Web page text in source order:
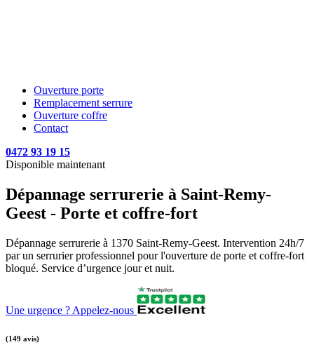
Ouverture porte
Remplacement serrure
Ouverture coffre
Contact
0472 93 19 15
Disponible maintenant
Dépannage serrurerie à Saint-Remy-
Geest - Porte et coffre-fort
Dépannage serrurerie à 1370 Saint-Remy-Geest. Intervention 24h/7
par un serrurier professionnel pour l'ouverture de porte et coffre-fort
bloqué. Service d’urgence jour et nuit.
Une urgence ? Appelez-nous
(149 avis)